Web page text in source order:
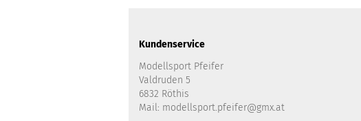
Kundenservice
Modellsport Pfeifer
Valdruden 5
6832 Röthis
Mail: modellsport.pfeifer@gmx.at